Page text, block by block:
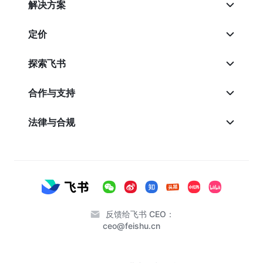
解决方案
定价
探索飞书
合作与支持
法律与合规
反馈给飞书 CEO：
ceo@feishu.cn